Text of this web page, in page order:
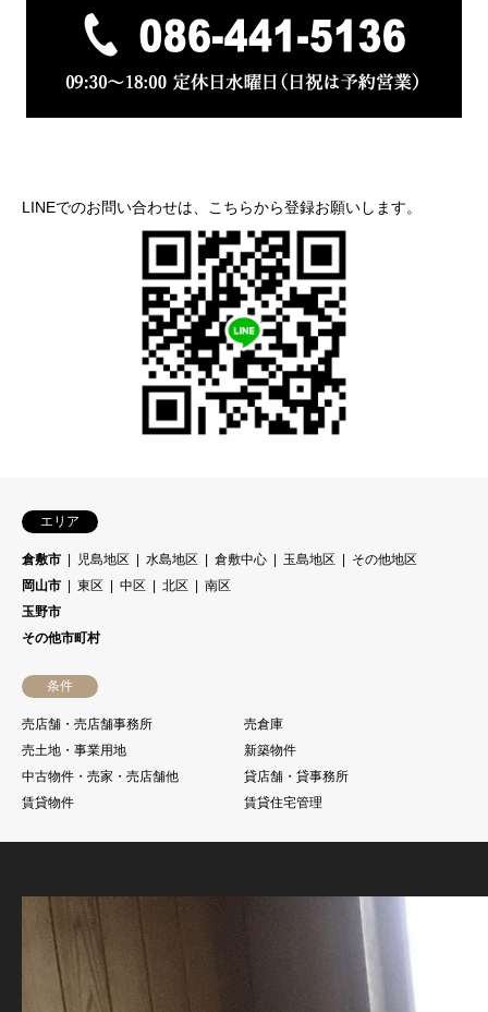
LINEでのお問い合わせは、こちらから登録お願いします。
エリア
倉敷市 児島地区 水島地区 倉敷中心 玉島地区
その他地区
岡山市
東区 中区 北区
南区
玉野市
その他市町村
条件
売店舗・売店舗事務所
売倉庫
売土地・事業用地
新築物件
中古物件・売家・売店舗他
貸店舗・貸事務所
賃貸物件
賃貸住宅管理